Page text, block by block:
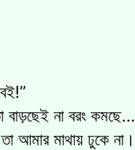
বাড়ছেই না বরং কমছে…
আমার মাথায় ঢুকে না।